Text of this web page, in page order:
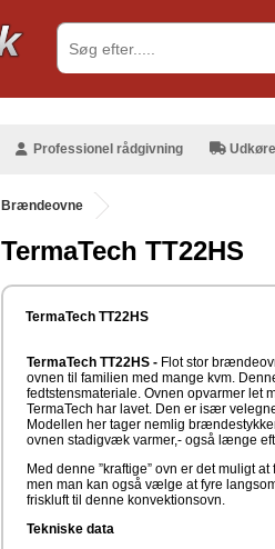
Professionel rådgivning
Brændeovne
TermaTech TT22HS
TermaTech TT22HS
TermaTech TT22HS - Flot stor
ovnen til familien med mange kvm.
fedtstensmateriale. Ovnen opvarmer let
TermaTech har lavet. Den er især
Modellen her tager nemlig
ovnen stadigvæk varmer,- også længe
Med denne ”kraftige” ovn er det muligt
men man kan også vælge at fyre
friskluft til denne konvektionsovn.
Tekniske data